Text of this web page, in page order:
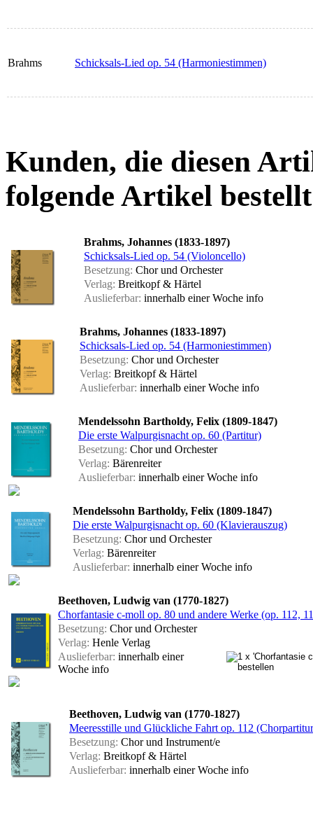
Brahms Schicksals-Lied op. 54 (Harmoniestimmen)
Kunden, die diesen
folgende Artikel
Brahms, Johannes (1833-1897)
Schicksals-Lied op. 54 (Violoncello)
Besetzung: Chor und Orchester
Verlag: Breitkopf & Härtel
Auslieferbar: innerhalb einer Woche info
Brahms, Johannes (1833-1897)
Schicksals-Lied op. 54 (Harmoniestimmen)
Besetzung: Chor und Orchester
Verlag: Breitkopf & Härtel
Auslieferbar: innerhalb einer Woche info
Mendelssohn Bartholdy, Felix (1809-1847)
Die erste Walpurgisnacht op. 60 (Partitur)
Besetzung: Chor und Orchester
Verlag: Bärenreiter
Auslieferbar: innerhalb einer Woche info
Mendelssohn Bartholdy, Felix (1809-1847)
Die erste Walpurgisnacht op. 60 (Klavierauszug)
Besetzung: Chor und Orchester
Verlag: Bärenreiter
Auslieferbar: innerhalb einer Woche info
Beethoven, Ludwig van (1770-1827)
Chorfantasie c-moll op. 80 und andere Werke (op. 112,
Besetzung: Chor und Orchester
Verlag: Henle Verlag
Auslieferbar: innerhalb einer
Woche info
Beethoven, Ludwig van (1770-1827)
Meeresstille und Glückliche Fahrt op. 112
Besetzung: Chor und Instrument/e
Verlag: Breitkopf & Härtel
Auslieferbar: innerhalb einer Woche info